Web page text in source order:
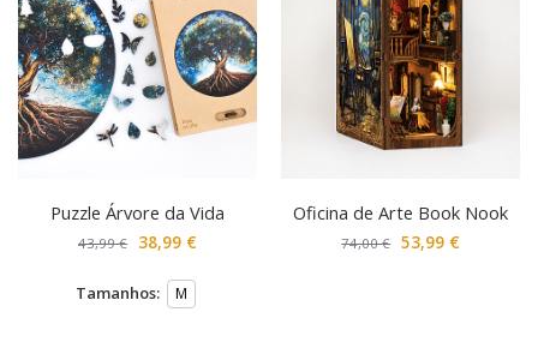
Puzzle Árvore da Vida
43,99€ 38,99 €
Tamanhos: M
Oficina de Arte Book Nook
74,00€ 53,99 €